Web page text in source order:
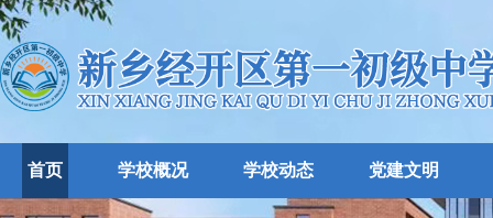
首页 学校概况 学校动态 党建文明